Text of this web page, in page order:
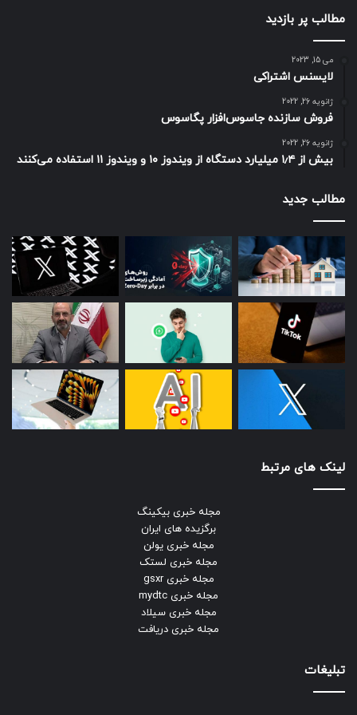
مطالب پر بازدید
می 15, 2023
لایسنس اشتراکی
ژانویه 26, 2022
فروش سازنده جاسوس‌افزار پگاسوس
ژانویه 26, 2022
بیش از ۱٫۴ میلیارد دستگاه از ویندوز ۱۰ و ویندوز ۱۱ استفاده می‌کنند
مطالب جدید
لینک های مرتبط
مجله خبری بیکینگ
برگزیده های ایران
مجله خبری یولن
مجله خبری لستک
مجله خبری gsxr
مجله خبری mydtc
مجله خبری سیلاد
مجله خبری دریافت
تبلیغات